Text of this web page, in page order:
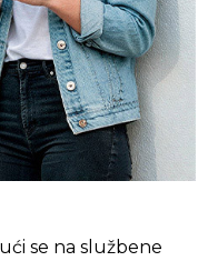
se na službene